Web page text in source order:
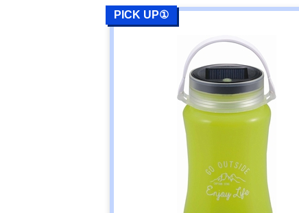
ーディー) LED
アップランタン
Amazonで見る
DABADA(ダバ
ダ) LED ランタ
ン 63灯 led-
LuminAID ルミ
ンエイド パッ
PICK UP①